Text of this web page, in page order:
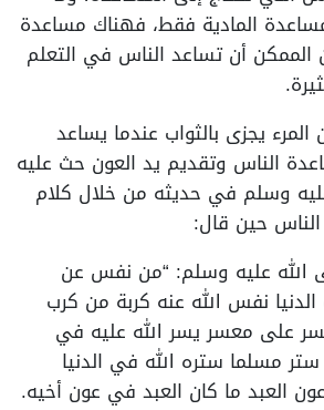
المادية فقط، فهناك مساعدة
الممكن أن تساعد الناس في التعلم
المرء يجزى بالثواب عندما يساعد
الناس وتقديم يد العون حث عليه
وسلم في حديثه من خلال كلام
حين قال:
الله عليه وسلم: “من نفس عن
نفس الله عنه كربة من كرب
على معسر يسر الله عليه في
ستر مسلما ستره الله في الدنيا
العبد ما كان العبد في عون أخيه.